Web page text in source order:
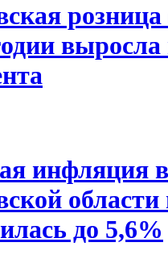
выросла
инфляция в
до 5,6%